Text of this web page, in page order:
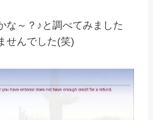
な～？♪と調べてみました
せんでした(笑)